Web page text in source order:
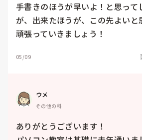
手書きのほうが早いよ！と思って
が、出来たほうが、この先よいと
頑張っていきましょう！
05/09
ウメ
その他の科
ありがとうございます！